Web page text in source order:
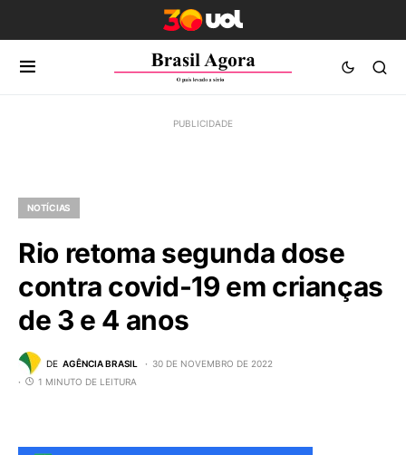
NOTÍCIAS
Rio retoma segunda dose
contra covid-19 em crianças
de 3 e 4 anos
DE AGÊNCIA BRASIL
30 DE NOVEMBRO DE 2022
1 MINUTO DE LEITURA